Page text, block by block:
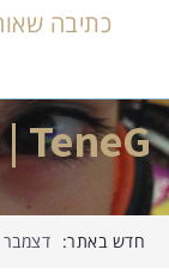
כתיבה
TeneG | טנא ג'י
חדש באתר: